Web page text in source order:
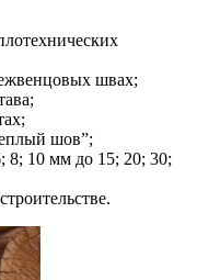
швах;
шов”;
8; 10 мм до 15; 20; 30;